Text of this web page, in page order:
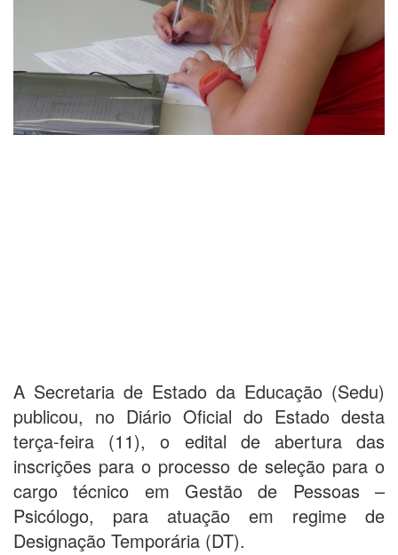
A Secretaria de Estado da Educação (Sedu)
publicou, no Diário Oficial do Estado desta
terça-feira (11), o edital de abertura das
inscrições para o processo de seleção para o
cargo técnico em Gestão de Pessoas –
Psicólogo, para atuação em regime de
Designação Temporária (DT).